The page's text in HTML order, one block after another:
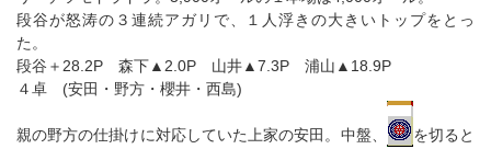
段谷が怒涛の３連続アガリで、１人浮きの大きいトップをとっ
た。
段谷＋28.2P 森下▲2.0P 山井▲7.3P 浦山▲18.9P
４卓 (安田・野方・櫻井・西島)
親の野方の仕掛けに対応していた上家の安田。中盤、
を切ると